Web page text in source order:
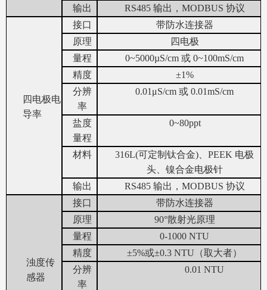
输出
RS485输出 ，MODBUS 协议
四电极电
导率
接口
带防水连接器
原理
四电极
量程
0~5000µS/cm 或0~100mS/cm
精度
±1%
分辨
率
0.01μS/cm 或0.01mS/cm
盐度
量程
0~80ppt
材料 316L(可定制钛合金)、PEEK 电极
头、镍合金电极针
输出
RS485输出 ，MODBUS 协议
浊度传
感器
接口
带防水连接器
原理
90°散射光原理
量程
0-1000 NTU
精度
±5%或±0.3 NTU（取大者）
分辨
率
0.01 NTU